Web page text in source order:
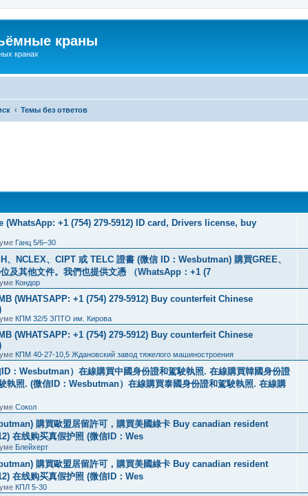
краны
кранах
Темы без ответов
+1 (754) 279-5912) ID card, Drivers license, buy
Ганц 5/6–30
、NCLEX、CIPT 或 TELC 證書 (微信 ID：Wesbutman) 購買GREE、
及其他文件。我們也提供文憑 （WhatsApp：+1 (7
Кондор
(WHATSAPP: +1 (754) 279-5912) Buy counterfeit Chinese
КПМ 32/5 ЗПТО им. Кирова
(WHATSAPP: +1 (754) 279-5912) Buy counterfeit Chinese
КПМ 40-27-10,5 Ждановский завод тяжелого машиностроения
：Wesbutman）在線購買中國身份證和駕駛執照. 在線購買韓國身份證
執照. (微信ID：Wesbutman）在線購買泰國身份證和駕駛執照. 在線購
Сокол
購買歐盟居留許可，購買美國綠卡 Buy canadian resident
在线购买真假护照 (微信ID：Wes
Блейхерт
購買歐盟居留許可，購買美國綠卡 Buy canadian resident
在线购买真假护照 (微信ID：Wes
КПЛ 5-30